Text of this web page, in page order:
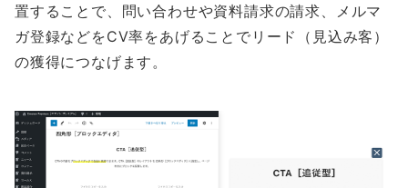
置することで、問い合わせや資料請求の請求、メルマ
ガ登録などをCV率をあげることでリード（見込み客）
の獲得につなげます。